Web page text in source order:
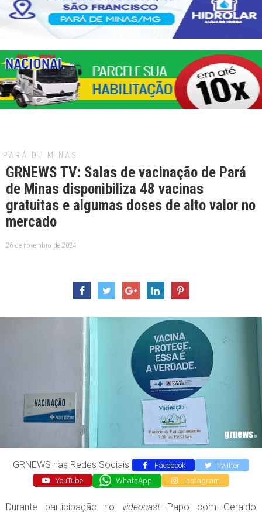
PARÁ DE MINAS
GRNEWS TV: Salas de vacinação de Pará
de Minas disponibiliza 48 vacinas
gratuitas e algumas doses de alto valor no
mercado
26 de novembro de 2024
GRNEWS nas Redes Sociais Facebook
Twitter
YouTube
WhatsApp Instagram
Durante participação no videocastPapo com Geraldo